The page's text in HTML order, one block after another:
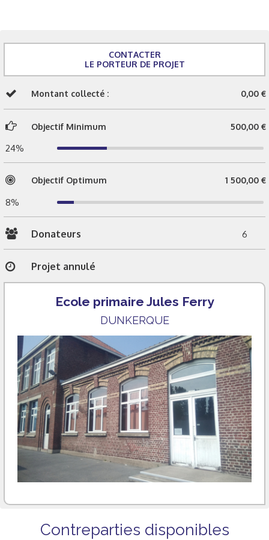
CONTACTER
LE PORTEUR DE PROJET
Montant collecté : 0,00 €
Objectif Minimum 500,00 €
24%
Objectif Optimum 1 500,00 €
8%
Donateurs 6
Projet annulé
Ecole primaire Jules Ferry
DUNKERQUE
Contreparties disponibles